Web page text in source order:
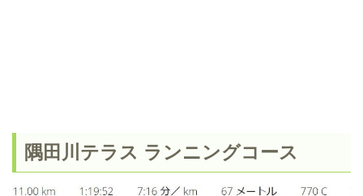
隅田川テラス ランニングコース